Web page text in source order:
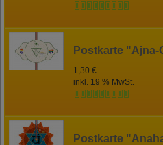
Postkarte "Ajna-
1,30 €
inkl. 19 % MwSt.
Postkarte